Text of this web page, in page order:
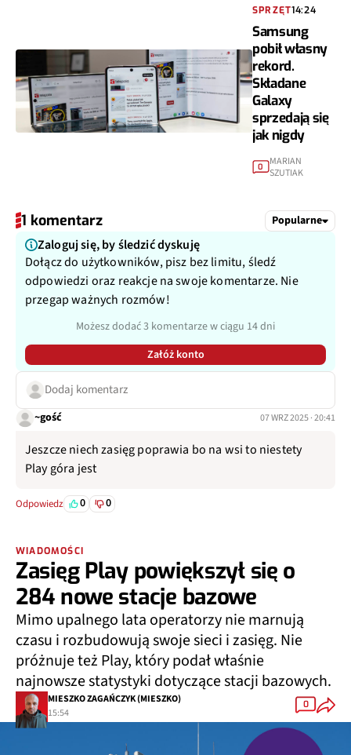
SPRZĘT14:24
Samsung
pobił własny
rekord.
Składane
Galaxy
sprzedają się
jak nigdy
0
MARIAN
SZUTIAK
1 komentarz Popularne
Zaloguj się, by śledzić dyskuję
Dołącz do użytkowników, pisz bez limitu, śledź
odpowiedzi oraz reakcje na swoje komentarze. Nie
przegap ważnych rozmów!
Możesz dodać 3 komentarze w ciągu 14 dni
Załóż konto
Dodaj komentarz
~gość 07 WRZ 2025 · 20:41
Jeszcze niech zasięg poprawia bo na wsi to niestety
Play góra jest
Odpowiedz 0 0
WIADOMOŚCI
Zasięg Play powiększył się o
284 nowe stacje bazowe
Mimo upalnego lata operatorzy nie marnują
czasu i rozbudowują swoje sieci i zasięg. Nie
próżnuje też Play, który podał właśnie
najnowsze statystyki dotyczące stacji bazowych.
MIESZKO ZAGAŃCZYK (MIESZKO)
15:54
0